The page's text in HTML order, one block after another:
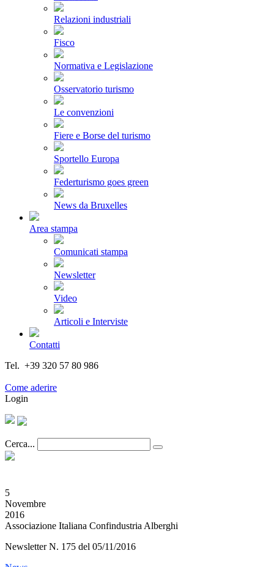
Relazioni industriali
Fisco
Normativa e Legislazione
Osservatorio turismo
Le convenzioni
Fiere e Borse del turismo
Sportello Europa
Federturismo goes green
News da Bruxelles
Area stampa
Comunicati stampa
Newsletter
Video
Articoli e Interviste
Contatti
Tel. +39 320 57 80 986
Come aderire
Login
Cerca...
5
Novembre
2016
Associazione Italiana Confindustria Alberghi
Newsletter N. 175 del 05/11/2016